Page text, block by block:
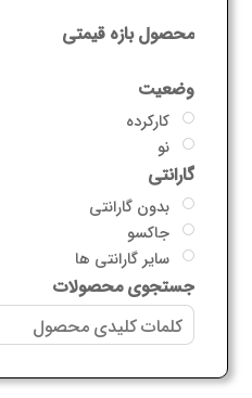
محصول بازه قیمتی
وضعیت
کارکرده
نو
گارانتی
بدون گارانتی
جاکسو
سایر گارانتی ها
جستجوی محصولات